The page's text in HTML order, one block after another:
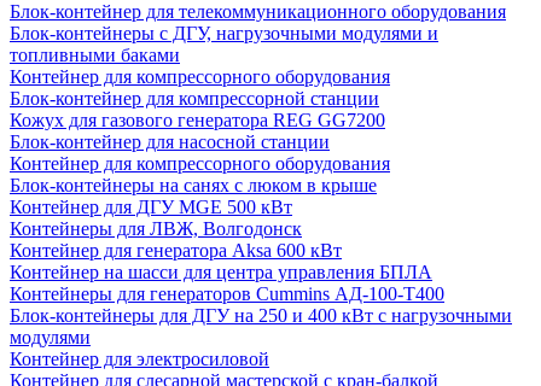
Блок-контейнер для телекоммуникационного оборудования
Блок-контейнеры с ДГУ, нагрузочными модулями и
топливными баками
Контейнер для компрессорного оборудования
Блок-контейнер для компрессорной станции
Кожух для газового генератора REG GG7200
Блок-контейнер для насосной станции
Контейнер для компрессорного оборудования
Блок-контейнеры на санях с люком в крыше
Контейнер для ДГУ MGE 500 кВт
Контейнеры для ЛВЖ, Волгодонск
Контейнер для генератора Aksa 600 кВт
Контейнер на шасси для центра управления БПЛА
Контейнеры для генераторов Cummins АД-100-Т400
Блок-контейнеры для ДГУ на 250 и 400 кВт с нагрузочными
модулями
Контейнер для электросиловой
Контейнер для слесарной мастерской с кран-балкой